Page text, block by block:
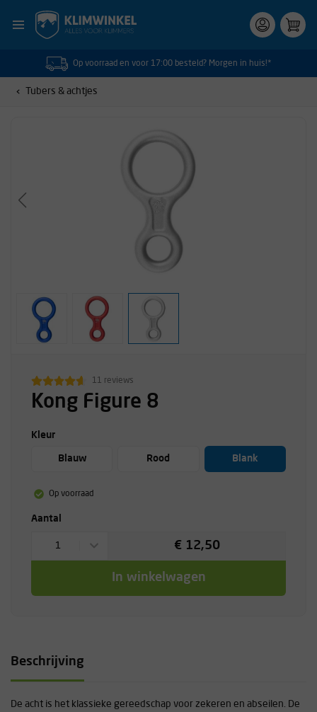
Op voorraad en voor 17:00 besteld? Morgen in huis!*
Tubers & achtjes
11 reviews
Kong Figure 8
Kleur
Blauw Rood Blank
Op voorraad
Aantal
1 € 12,50
In winkelwagen
Beschrijving
De acht is het klassieke gereedschap voor zekeren en abseilen. De